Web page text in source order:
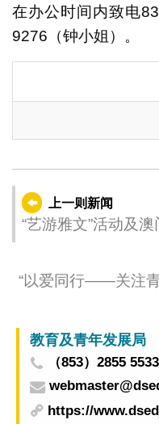
在办公时间内致电
9276（钟小姐）。
上一则新闻
“艺游雅文”活动及
“以爱同行——关注
教育及青年发展局
（853）2855 5533
https://